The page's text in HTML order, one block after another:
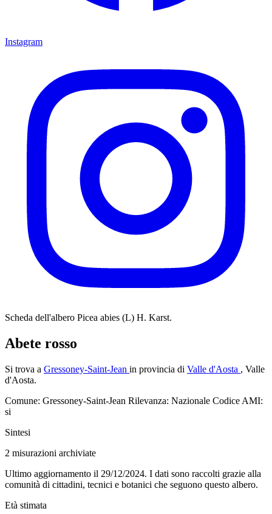
Instagram
Scheda dell'albero Picea abies (L) H. Karst.
Abete rosso
Si trova a Gressoney-Saint-Jean in provincia di Valle d'Aosta , Valle
d'Aosta.
Comune: Gressoney-Saint-Jean Rilevanza: Nazionale Codice AMI:
si
Sintesi
2 misurazioni archiviate
Ultimo aggiornamento il 29/12/2024. I dati sono raccolti grazie alla
comunità di cittadini, tecnici e botanici che seguono questo albero.
Età stimata